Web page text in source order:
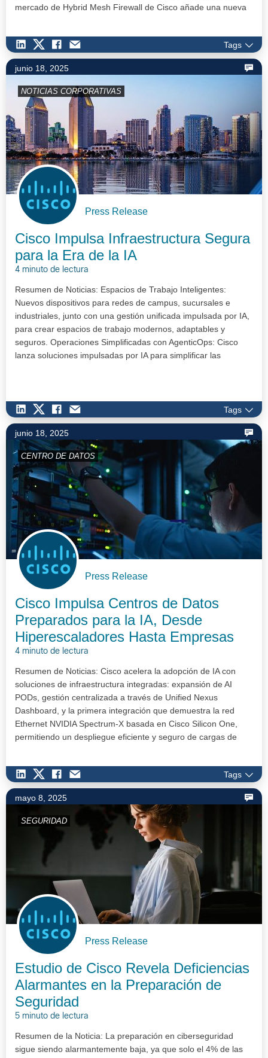
mercado de Hybrid Mesh Firewall de Cisco añade una nueva
Tags
junio 18, 2025
NOTICIAS CORPORATIVAS
Press Release
Cisco Impulsa Infraestructura Segura
para la Era de la IA
4 minuto de lectura
Resumen de Noticias: Espacios de Trabajo Inteligentes:
Nuevos dispositivos para redes de campus, sucursales e
industriales, junto con una gestión unificada impulsada por IA,
para crear espacios de trabajo modernos, adaptables y
seguros. Operaciones Simplificadas con AgenticOps: Cisco
lanza soluciones impulsadas por IA para simplificar las
Tags
junio 18, 2025
CENTRO DE DATOS
Press Release
Cisco Impulsa Centros de Datos
Preparados para la IA, Desde
Hiperescaladores Hasta Empresas
4 minuto de lectura
Resumen de Noticias: Cisco acelera la adopción de IA con
soluciones de infraestructura integradas: expansión de AI
PODs, gestión centralizada a través de Unified Nexus
Dashboard, y la primera integración que demuestra la red
Ethernet NVIDIA Spectrum-X basada en Cisco Silicon One,
permitiendo un despliegue eficiente y seguro de cargas de
Tags
mayo 8, 2025
SEGURIDAD
Press Release
Estudio de Cisco Revela Deficiencias
Alarmantes en la Preparación de
Seguridad
5 minuto de lectura
Resumen de la Noticia: La preparación en ciberseguridad
sigue siendo alarmantemente baja, ya que solo el 4% de las